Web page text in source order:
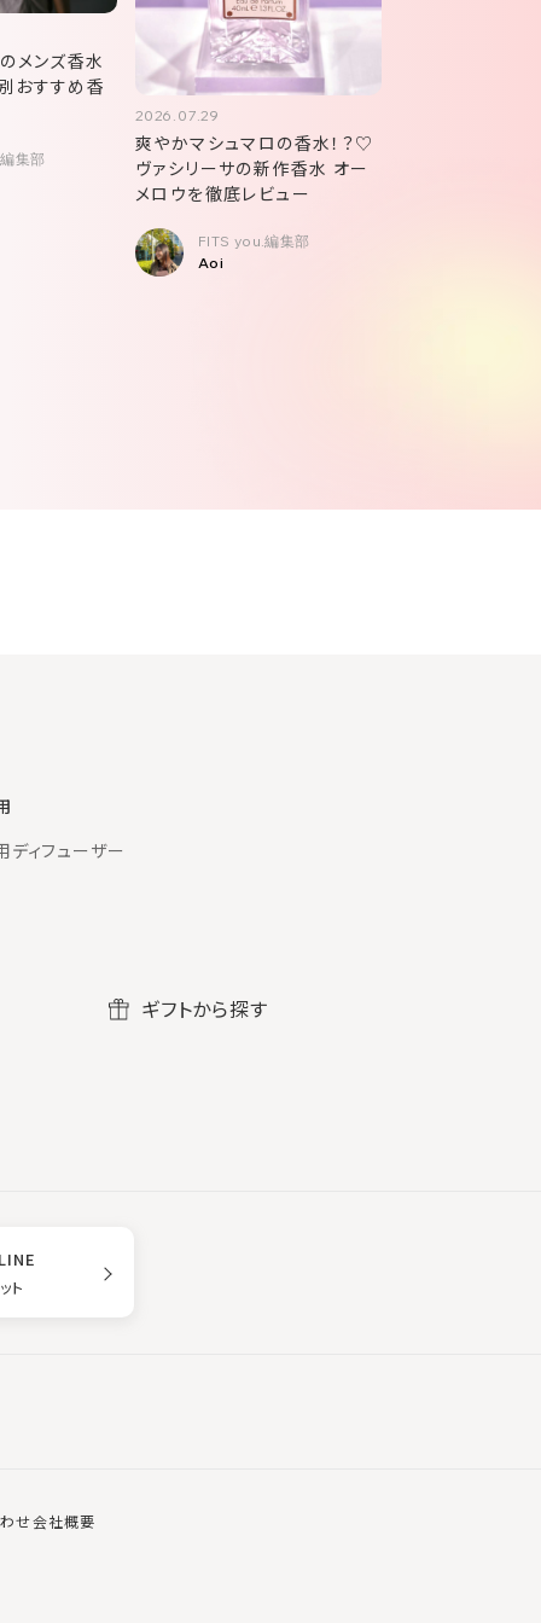
メンズ香水
おすすめ香
集部
2026.07.29
爽やかマシュマロの香水！？♡
ヴァシリーサの新作香水 オー
メロウを徹底レビュー
FITS you.編集部
Aoi
ディフューザー
ギフトから探す
ト
せ会社概要